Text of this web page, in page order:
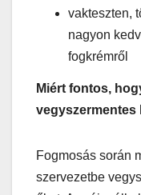
vakteszten,
nagyon
fogkrémről
Miért fontos,
vegyszermentes
Fogmosás során
szervezetbe